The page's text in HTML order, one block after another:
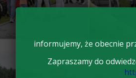
informujemy, że obecnie
Zapraszamy do